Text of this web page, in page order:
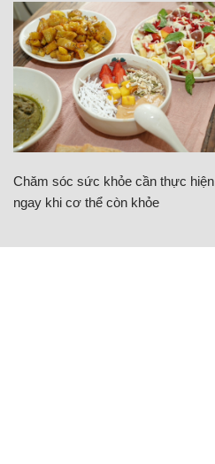
Chăm sóc sức khỏe cần thực hiện
ngay khi cơ thể còn khỏe